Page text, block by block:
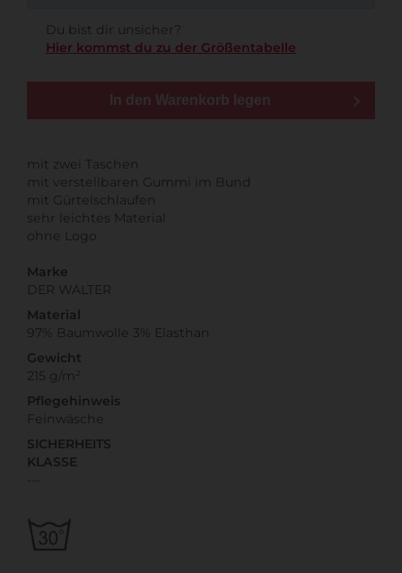
Du bist dir unsicher?
Hier kommst du zu der Größentabelle
In den Warenkorb legen
mit zwei Taschen
mit verstellbaren Gummi im Bund
mit Gürtelschlaufen
sehr leichtes Material
ohne Logo
Marke
DER WALTER
Material
97% Baumwolle 3% Elasthan
Gewicht
215 g/m²
Pflegehinweis
Feinwäsche
SICHERHEITS
KLASSE